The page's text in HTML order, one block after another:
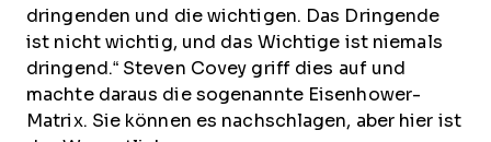
dringenden und die wichtigen. Das Dringende
ist nicht wichtig, und das Wichtige ist niemals
dringend.“ Steven Covey griff dies auf und
machte daraus die sogenannte Eisenhower-
Matrix. Sie können es nachschlagen, aber hier ist